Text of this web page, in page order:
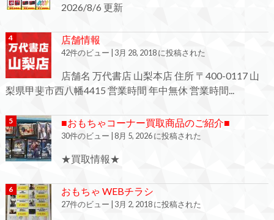
2026/8/6 更新
店舗情報
42件のビュー 3月 28, 2018 に投稿された
店舗名 万代書店 山梨本店 住所 〒400-0117 山
梨県甲斐市西八幡4415 営業時間 年中無休 営業時間...
■おもちゃコーナー買取商品のご紹介■
30件のビュー 8月 5, 2026 に投稿された
★買取情報★
おもちゃ WEBチラシ
27件のビュー 3月 2, 2018 に投稿された